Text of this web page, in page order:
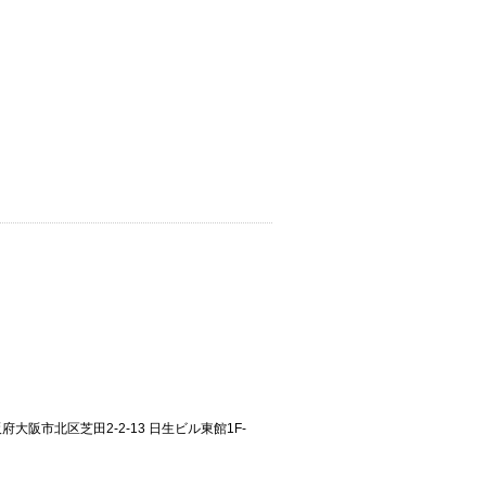
大阪市北区芝田2-2-13 日生ビル東館1F-